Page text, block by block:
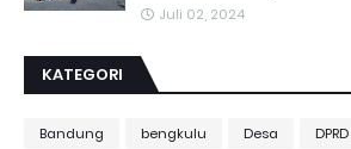
Juli 02, 2024
KATEGORI
Bandung bengkulu Desa DPRD